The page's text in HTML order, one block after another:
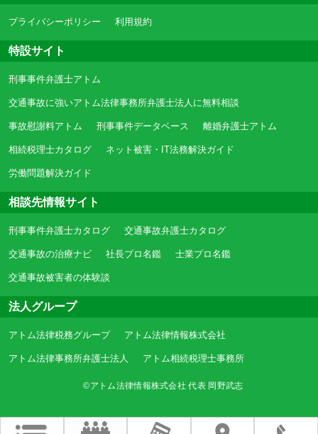
プライバシーポリシー 利用規約
特設サイト
刑事事件弁護士アトム
交通事故に強いアトム法律事務所弁護士法人に無料相談
事故慰謝料アトム 刑事事件データベース 離婚弁護士アトム
相続税理士カタログ ネット被害・IT法務解決ガイド
労働問題解決ガイド
相談先情報サイト
刑事事件弁護士カタログ 交通事故弁護士カタログ
交通事故の治療ナビ 社長プロ名鑑 士業プロ名鑑
交通事故被害者の体験談
法人グループ
アトム法律税務グループ アトム法律情報株式会社
アトム法律事務所弁護士法人 アトム相続税理士事務所
©アトム法律情報株式会社 代表 岡野武志